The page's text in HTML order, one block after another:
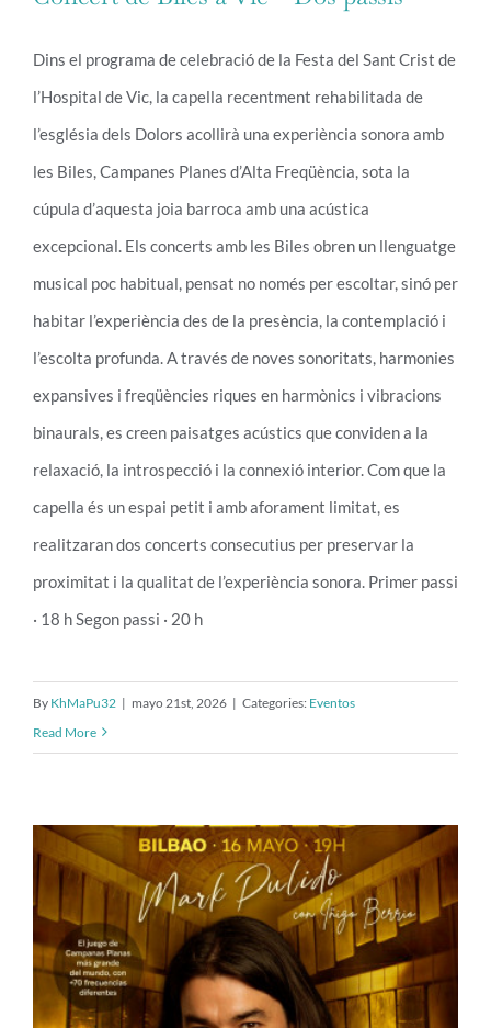
Dins el programa de celebració de la Festa del Sant Crist de
l’Hospital de Vic, la capella recentment rehabilitada de
l’església dels Dolors acollirà una experiència sonora amb
les Biles, Campanes Planes d’Alta Freqüència, sota la
cúpula d’aquesta joia barroca amb una acústica
excepcional. Els concerts amb les Biles obren un llenguatge
musical poc habitual, pensat no només per escoltar, sinó per
habitar l’experiència des de la presència, la contemplació i
l’escolta profunda. A través de noves sonoritats, harmonies
expansives i freqüències riques en harmònics i vibracions
binaurals, es creen paisatges acústics que conviden a la
relaxació, la introspecció i la connexió interior. Com que la
capella és un espai petit i amb aforament limitat, es
realitzaran dos concerts consecutius per preservar la
proximitat i la qualitat de l’experiència sonora. Primer passi
· 18 h Segon passi · 20 h
By KhMaPu32 | mayo 21st, 2026 | Categories: Eventos
Read More